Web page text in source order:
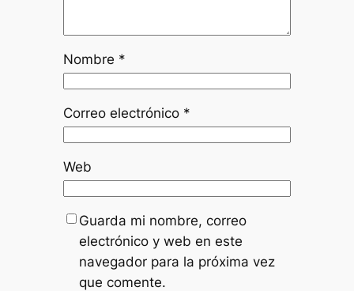
Nombre *
Correo electrónico *
Web
Guarda mi nombre, correo
electrónico y web en este
navegador para la próxima vez
que comente.